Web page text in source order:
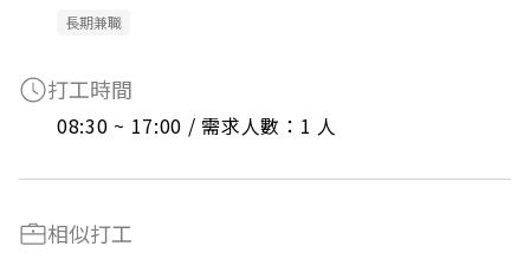
長期兼職
打工時間
08:30 ~ 17:00 / 需求人數：1 人
相似打工